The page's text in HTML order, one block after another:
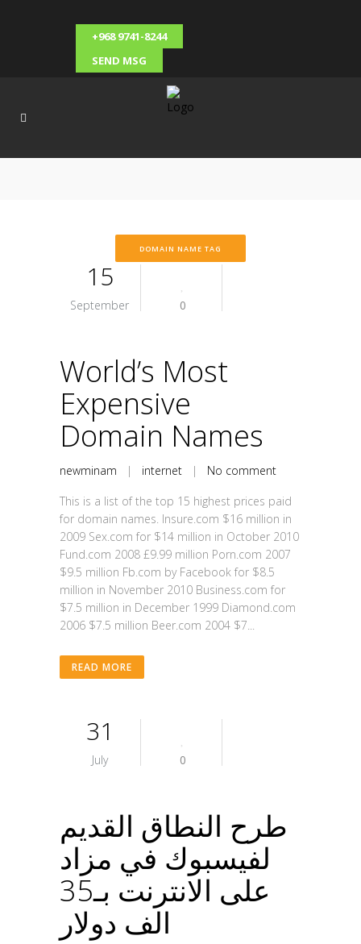
+968 9741-8244
SEND MSG
DOMAIN NAME TAG
15
September 0
World’s Most
Expensive
Domain Names
newminam | internet | No comment
This is a list of the top 15 highest prices paid
for domain names. Insure.com $16 million in
2009 Sex.com for $14 million in October 2010
Fund.com 2008 £9.99 million Porn.com 2007
$9.5 million Fb.com by Facebook for $8.5
million in November 2010 Business.com for
$7.5 million in December 1999 Diamond.com
2006 $7.5 million Beer.com 2004 $7...
READ MORE
31
July 0
طرح النطاق القديم
لفيسبوك في مزاد
على الانترنت بـ35
الف دولار